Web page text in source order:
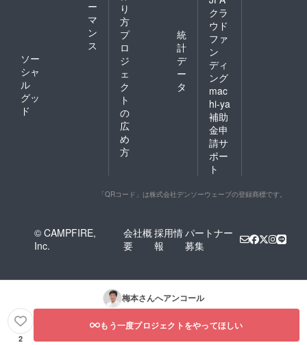
ー
マ
ン
ス
ソー
シャ
ル
グッ
ド
り
方
プ
ロ
ジ
ェ
ク
ト
の
広
め
方
統
計
デ
ー
タ
クラ
ウド
ファ
ン
ディ
ング
mac
hi-ya
補助
金申
請サ
ポー
ト
「QRコード」は株式会社デンソーウェーブの登録商標です。
© CAMPFIRE,
Inc.
会社概
要
採用情
報
パートナー
募集
梅本さんへアンコール
2
もう一度プロジェクトをやってほしい